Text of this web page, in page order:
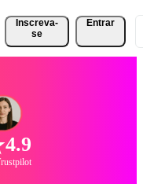
Inscreva-
se
Entrar
4.9